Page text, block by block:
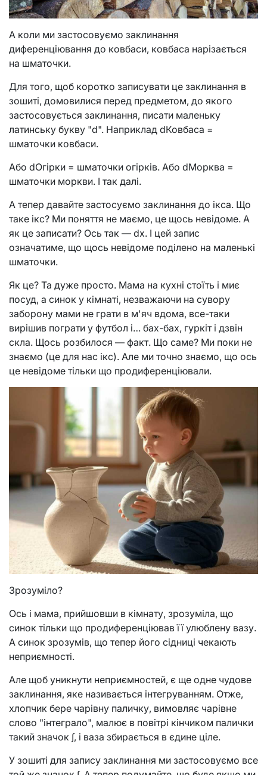
А коли ми застосовуємо заклинання
диференціювання до ковбаси, ковбаса нарізається
на шматочки.
Для того, щоб коротко записувати це заклинання в
зошиті, домовилися перед предметом, до якого
застосовується заклинання, писати маленьку
латинську букву "d". Наприклад dКовбаса =
шматочки ковбаси.
Або dОгірки = шматочки огірків. Або dМорква =
шматочки моркви. І так далі.
А тепер давайте застосуємо заклинання до ікса. Що
таке ікс? Ми поняття не маємо, це щось невідоме. А
як це записати? Ось так — dx. І цей запис
означатиме, що щось невідоме поділено на маленькі
шматочки.
Як це? Та дуже просто. Мама на кухні стоїть і миє
посуд, а синок у кімнаті, незважаючи на сувору
заборону мами не грати в м'яч вдома, все-таки
вирішив пограти у футбол і… бах-бах, гуркіт і дзвін
скла. Щось розбилося — факт. Що саме? Ми поки не
знаємо (це для нас ікс). Але ми точно знаємо, що ось
це невідоме тільки що продиференціювали.
Зрозуміло?
Ось і мама, прийшовши в кімнату, зрозуміла, що
синок тільки що продиференціював її улюблену вазу.
А синок зрозумів, що тепер його сідниці чекають
неприємності.
Але щоб уникнути неприємностей, є ще одне чудове
заклинання, яке називається інтегруванням. Отже,
хлопчик бере чарівну паличку, вимовляє чарівне
слово "інтеграло", малює в повітрі кінчиком палички
такий значок ∫, і ваза збирається в єдине ціле.
У зошиті для запису заклинання ми застосовуємо все